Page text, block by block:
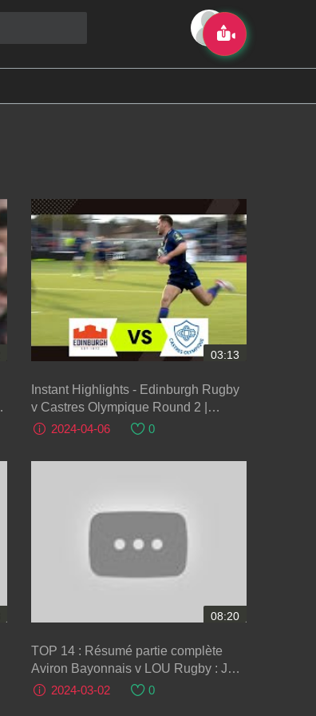
03:13
Instant Highlights - Edinburgh Rugby
v Castres Olympique Round 2 |
EPCR Challenge Cup 2023/24
2024-04-06 0
08:20
TOP 14 : Résumé partie complète
Aviron Bayonnais v LOU Rugby : J17
- Saison 2023/2024
2024-03-02 0